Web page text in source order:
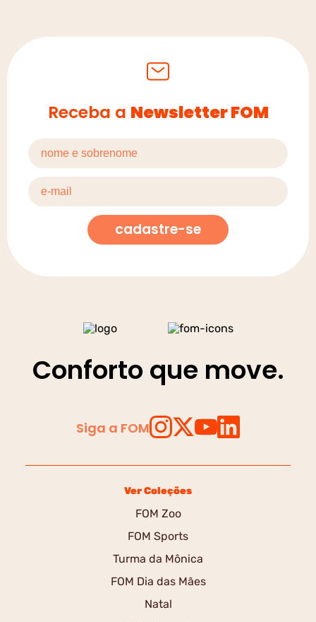
Receba a Newsletter FOM
cadastre-se
Conforto que move.
Siga a FOM
Ver Coleções
FOM Zoo
FOM Sports
Turma da Mônica
FOM Dia das Mães
Natal